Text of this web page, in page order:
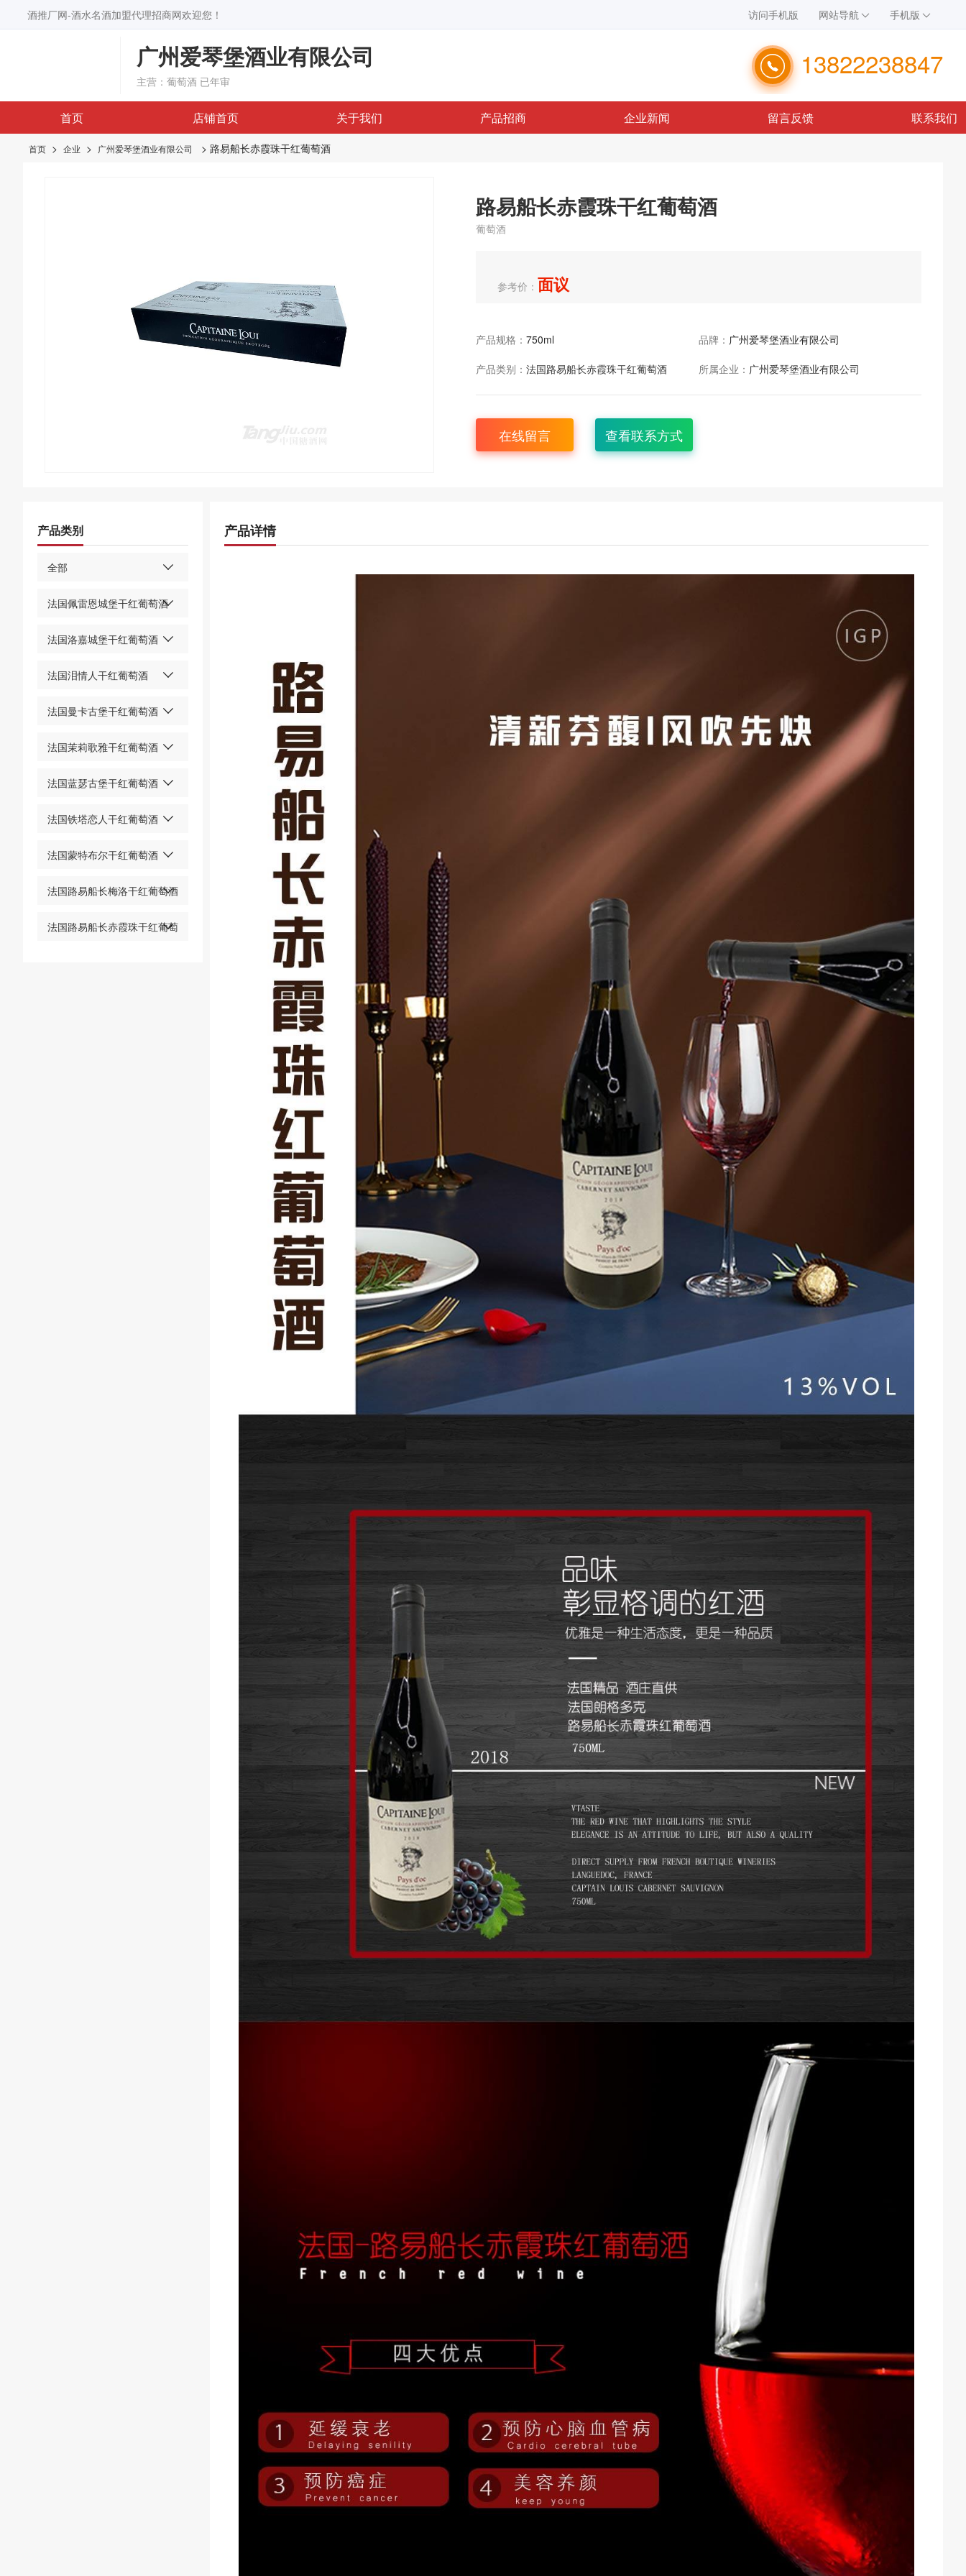
酒推厂网-酒水名酒加盟代理招商网欢迎您！ 访问手机版 网站导航 手机版
广州爱琴堡酒业有限公司
主营：葡萄酒 已年审
13822238847
首页 店铺首页 关于我们 产品招商 企业新闻 留言反馈 联系我们
首页 > 企业 > 广州爱琴堡酒业有限公司 > 路易船长赤霞珠干红葡萄酒
路易船长赤霞珠干红葡萄酒
葡萄酒
参考价： 面议
产品规格： 750ml 品牌： 广州爱琴堡酒业有限公司
产品类别： 法国路易船长赤霞珠干红葡萄酒 所属企业： 广州爱琴堡酒业有限公司
在线留言 查看联系方式
产品类别
全部
法国佩雷恩城堡干红葡萄酒
法国洛嘉城堡干红葡萄酒
法国泪情人干红葡萄酒
法国曼卡古堡干红葡萄酒
法国茉莉歌雅干红葡萄酒
法国蓝瑟古堡干红葡萄酒
法国铁塔恋人干红葡萄酒
法国蒙特布尔干红葡萄酒
法国路易船长梅洛干红葡萄酒
法国路易船长赤霞珠干红葡萄
产品详情